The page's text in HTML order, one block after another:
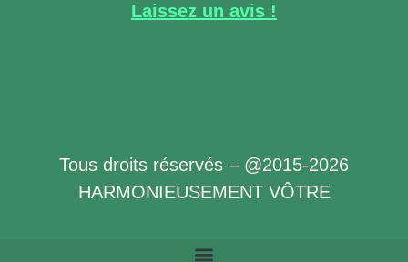
Laissez un avis !
Tous droits réservés – @2015-2026
HARMONIEUSEMENT VÔTRE